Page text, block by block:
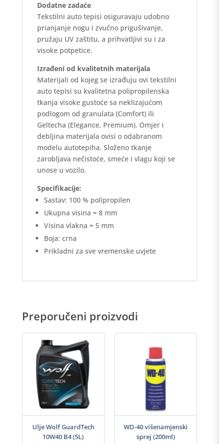
Dodatne zadaće
Tekstilni auto tepisi osiguravaju udobno
prianjanje nogu i zvučno prigušivanje,
pružaju UV zaštitu, a prihvatljivi su i za
visoke potpetice.
Izrađeni od kvalitetnih materijala
Materijali od kojeg se izrađuju ovi tekstilni
auto tepisi su kvalitetna polipropilenska
tkanja visoke gustoće sa neklizajućom
podlogom od granulata (Comfort) ili
Geltecha (Elegance, Premium). Omjer i
debljina materijala ovisi o odabranom
modelu autotepiha. Složeno tkanje
zarobljava nečistoće, smeće i vlagu koji se
unose u vozilo.
Specifikacije:
Sastav: 100 % polipropilen
Ukupna visina ≈ 8 mm
Visina vlakna ≈ 5 mm
Boja: crna
Prikladni za sve vremenske uvjete
Preporučeni proizvodi
Ulje Wolf GuardTech
10W40 B4 (5L)
WD-40 višenamjenski
sprej (200ml)